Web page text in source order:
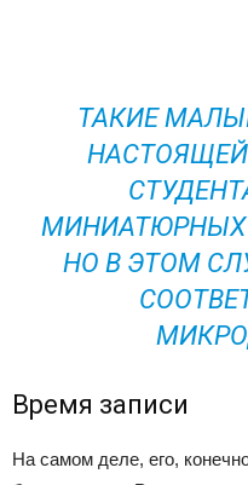
ТАКИЕ
МИНИАТЮРНЫХ
НО В ЭТОМ
Время записи
На самом деле, его,